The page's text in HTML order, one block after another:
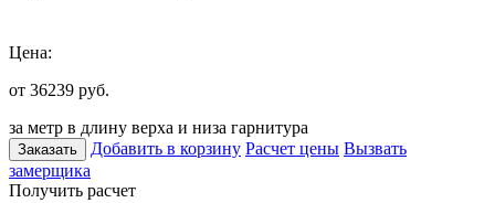
Цена:
от 36239 руб.
за метр в длину верха и низа гарнитура
Заказать Добавить в корзину Расчет цены Вызвать
замерщика
Получить расчет